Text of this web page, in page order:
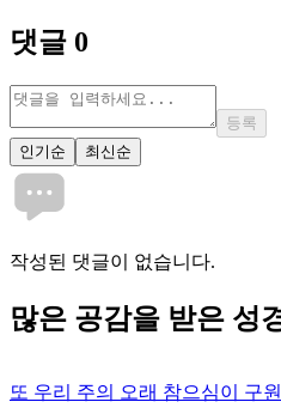
댓글 0
등록
인기순
최신순
작성된 댓글이 없습니다.
많은 공감을 받은 성
또 우리 주의 오래 참으심이 구